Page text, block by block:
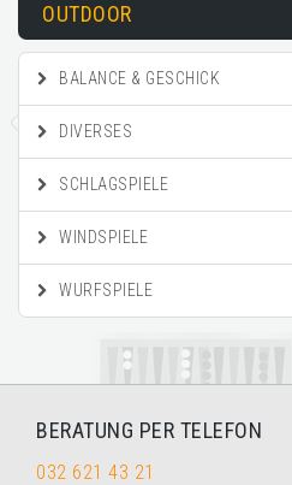
OUTDOOR
BALANCE & GESCHICK
DIVERSES
SCHLAGSPIELE
WINDSPIELE
WURFSPIELE
BERATUNG PER TELEFON
032 621 43 21